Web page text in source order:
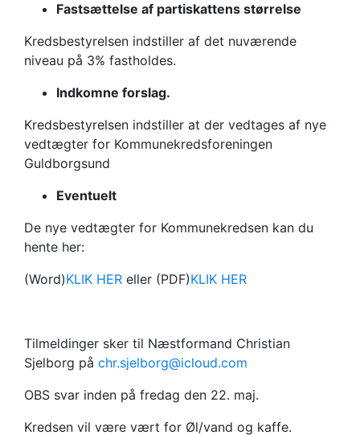
Fastsættelse af partiskattens størrelse
Kredsbestyrelsen indstiller af det nuværende
niveau på 3% fastholdes.
Indkomne forslag.
Kredsbestyrelsen indstiller at der vedtages af nye
vedtægter for Kommunekredsforeningen
Guldborgsund
Eventuelt
De nye vedtægter for Kommunekredsen kan du
hente her:
(Word)KLIK HER eller (PDF)KLIK HER
Tilmeldinger sker til Næstformand Christian
Sjelborg på chr.sjelborg@icloud.com
OBS svar inden på fredag den 22. maj.
Kredsen vil være vært for Øl/vand og kaffe.